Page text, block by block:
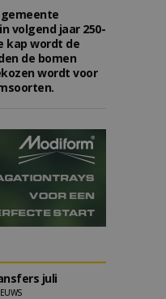
volgend jaar 250-
kap wordt de
de bomen
wordt voor
juli